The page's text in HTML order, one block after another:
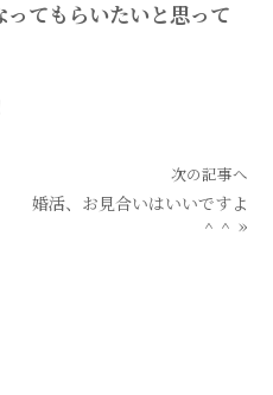
てもらいたいと思って
次の記事へ
婚活、お見合いはいいですよ
＾＾ »